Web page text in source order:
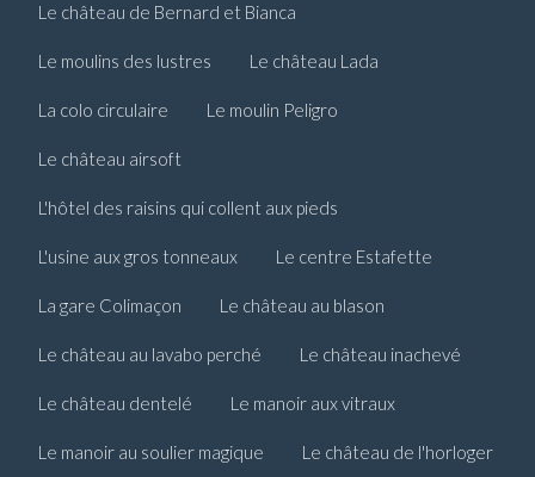
Le château de Bernard et Bianca
Le moulins des lustres Le château Lada
La colo circulaire Le moulin Peligro
Le château airsoft
L'hôtel des raisins qui collent aux pieds
L'usine aux gros tonneaux Le centre Estafette
La gare Colimaçon Le château au blason
Le château au lavabo perché Le château inachevé
Le château dentelé Le manoir aux vitraux
Le manoir au soulier magique Le château de l'horloger